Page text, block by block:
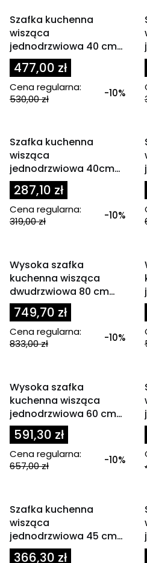
Szafka kuchenna
wisząca
jednodrzwiowa 40 cm
EMPERIO 1D WYSOKA
477,00 zł
Cena regularna:
530,00 zł
-10%
Szafka kuchenna
wisząca
jednodrzwiowa 40cm
GLOSS
287,10 zł
Cena regularna:
319,00 zł
-10%
Wysoka szafka
kuchenna wisząca
dwudrzwiowa 80 cm
SOLER 2D
749,70 zł
Cena regularna:
833,00 zł
-10%
Wysoka szafka
kuchenna wisząca
jednodrzwiowa 60 cm
SOLER 1D
591,30 zł
Cena regularna:
657,00 zł
-10%
Szafka kuchenna
wisząca
jednodrzwiowa 45 cm
SOLER
366,30 zł